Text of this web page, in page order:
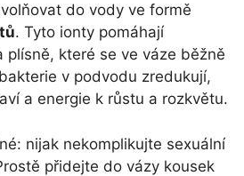
do vody ve formě
. Tyto ionty pomáhají
plísně, které se ve váze běžně
v podvodu zredukují,
a energie k růstu a rozkvětu.
nijak nekomplikujte sexuální
přidejte do vázy kousek